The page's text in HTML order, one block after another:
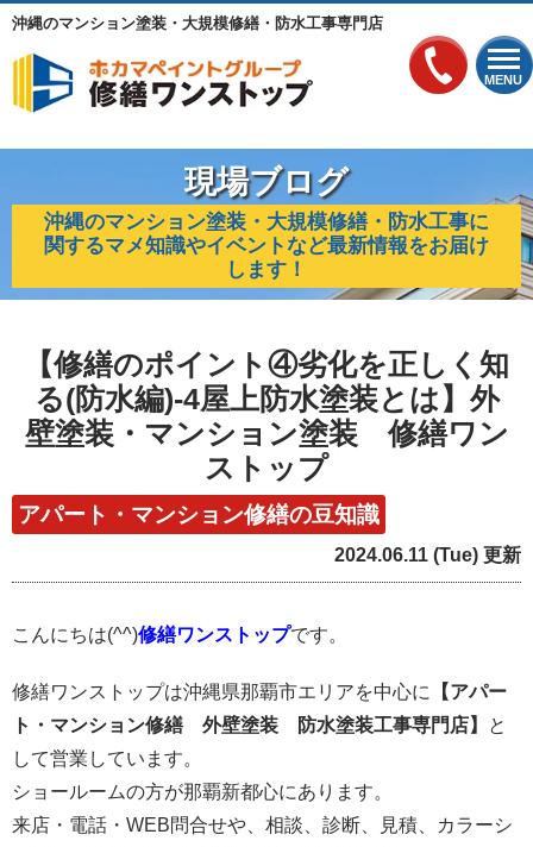
MENU
沖縄のマンション塗装・大規模修繕・防水工事専門店
現場ブログ
沖縄のマンション塗装・大規模修繕・防水工事に
関するマメ知識やイベントなど最新情報をお届け
します！
【修繕のポイント④劣化を正しく知
る(防水編)-4屋上防水塗装とは】外
壁塗装・マンション塗装 修繕ワン
ストップ
アパート・マンション修繕の豆知識
2024.06.11 (Tue) 更新
こんにちは(^^)修繕ワンストップです。
修繕ワンストップは沖縄県那覇市エリアを中心に 【アパー
ト・マンション修繕 外壁塗装 防水塗装工事専門店】
と
して営業しています。
ショールームの方が那覇新都心にあります。
来店・電話・WEB問合せや、相談、診断、見積、カラーシ